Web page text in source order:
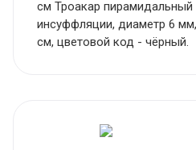
см Троакар
инсуффляции, диаметр 6
см, цветовой код - чёрный.